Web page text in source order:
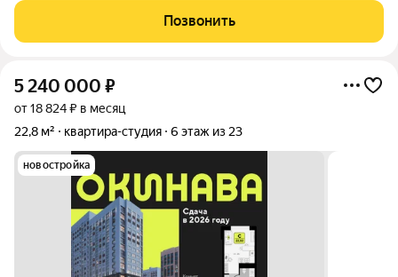
санузел. Квартира с ремонтом и мебелью. В стоимость
квартиры входит:
Позвонить
5 240 000 ₽
от 18 824 ₽ в месяц
22,8 м²
квартира-студия 6 этаж из 23
новостройка